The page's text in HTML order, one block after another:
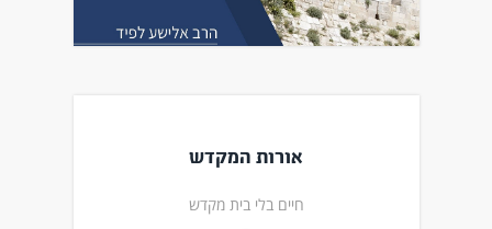
אורות המקדש
חיים בלי בית מקדש